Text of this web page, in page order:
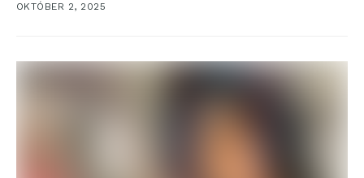
OKTÓBER 2, 2025